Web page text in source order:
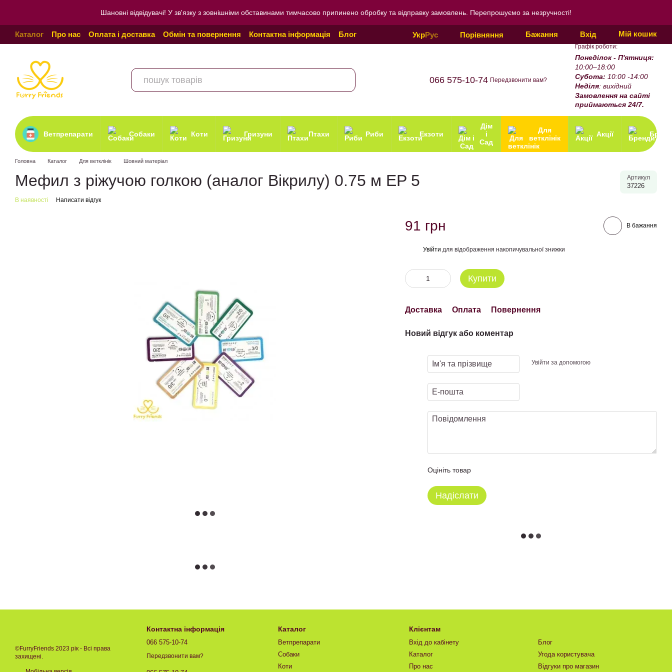
Шановні відвідувачі! У зв'язку з зовнішніми обставинами тимчасово припинено обробку та відправку замовлень. Перепрошуємо за незручності!
Каталог Про нас Оплата і доставка Обмін та повернення Контактна інформація
Блог
Угода користувача
Відгуки про магазин Політика конфіденційності
УкрРус Порівняння Бажання Вхід Мій кошик
066 575-10-74 Передзвонити вам?
Графік роботи:
Понеділок - П'ятниця:
10:00–18:00
Субота: 10:00 -14:00
Неділя: вихідний
Замовлення на сайті
приймаються 24/7.
Ветпрепарати Собаки Коти Гризуни Птахи Риби Екзоти
Дім
і
Сад
Для
ветклінік
Акції
Головна Каталог Для ветклінік Шовний матеріал
Мефил з ріжучою голкою (аналог Вікрилу) 0.75 м EP 5 Артикул
37226
В наявності Написати відгук
91 грн В бажання
Увійти для відображення накопичувальної знижки
Купити
Доставка Оплата Повернення
Новий відгук або коментар
Увійти за допомогою
Оцініть товар
Надіслати
©FurryFriends 2023 рік - Всі права
захищені.
Контактна інформація
066 575-10-74
Передзвонити вам?
Каталог
Ветпрепарати
Собаки
Коти
Клієнтам
Вхід до кабінету
Каталог
Про нас
Блог
Угода користувача
Відгуки про магазин